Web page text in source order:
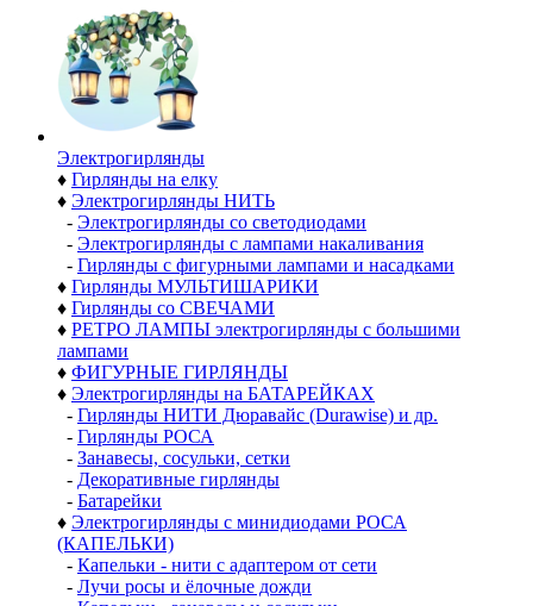
Электро­гирлянды
♦ Гирлянды на елку
♦ Электрогирлянды НИТЬ
- Электрогирлянды со светодиодами
- Электрогирлянды с лампами накаливания
- Гирлянды с фигурными лампами и насадками
♦ Гирлянды МУЛЬТИШАРИКИ
♦ Гирлянды со СВЕЧАМИ
♦ РЕТРО ЛАМПЫ электрогирлянды с большими
лампами
♦ ФИГУРНЫЕ ГИРЛЯНДЫ
♦ Электрогирлянды на БАТАРЕЙКАХ
- Гирлянды НИТИ Дюравайс (Durawise) и др.
- Гирлянды РОСА
- Занавесы, сосульки, сетки
- Декоративные гирлянды
- Батарейки
♦ Электрогирлянды с минидиодами РОСА
(КАПЕЛЬКИ)
- Капельки - нити с адаптером от сети
- Лучи росы и ёлочные дожди